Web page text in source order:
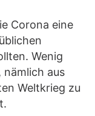
Corona eine
Wenig
nämlich aus
Weltkrieg zu